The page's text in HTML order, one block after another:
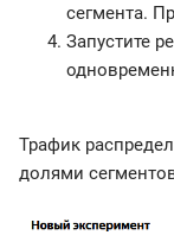
сегмента.
Запустите
Трафик
долями